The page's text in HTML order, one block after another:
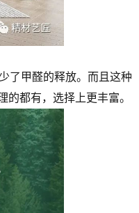
了甲醛的释放。而且这种
都有，选择上更丰富。